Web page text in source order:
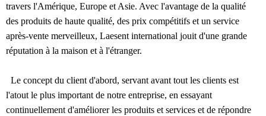
travers l'Amérique, Europe et Asie. Avec l'avantage de la qualité
des produits de haute qualité, des prix compétitifs et un service
après-vente merveilleux, Laesent international jouit d'une grande
réputation à la maison et à l'étranger.
Le concept du client d'abord, servant avant tout les clients est
l'atout le plus important de notre entreprise, en essayant
continuellement d'améliorer les produits et services et de répondre